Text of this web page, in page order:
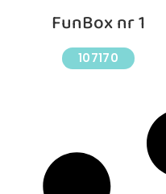
FunBox nr 1
107170